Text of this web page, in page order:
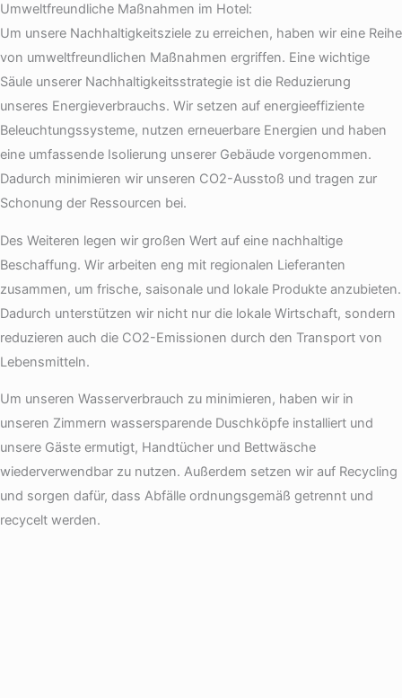
Umweltfreundliche Maßnahmen im Hotel:
Um unsere Nachhaltigkeitsziele zu erreichen, haben wir eine Reihe
von umweltfreundlichen Maßnahmen ergriffen. Eine wichtige
Säule unserer Nachhaltigkeitsstrategie ist die Reduzierung
unseres Energieverbrauchs. Wir setzen auf energieeffiziente
Beleuchtungssysteme, nutzen erneuerbare Energien und haben
eine umfassende Isolierung unserer Gebäude vorgenommen.
Dadurch minimieren wir unseren CO2-Ausstoß und tragen zur
Schonung der Ressourcen bei.
Des Weiteren legen wir großen Wert auf eine nachhaltige
Beschaffung. Wir arbeiten eng mit regionalen Lieferanten
zusammen, um frische, saisonale und lokale Produkte anzubieten.
Dadurch unterstützen wir nicht nur die lokale Wirtschaft, sondern
reduzieren auch die CO2-Emissionen durch den Transport von
Lebensmitteln.
Um unseren Wasserverbrauch zu minimieren, haben wir in
unseren Zimmern wassersparende Duschköpfe installiert und
unsere Gäste ermutigt, Handtücher und Bettwäsche
wiederverwendbar zu nutzen. Außerdem setzen wir auf Recycling
und sorgen dafür, dass Abfälle ordnungsgemäß getrennt und
recycelt werden.